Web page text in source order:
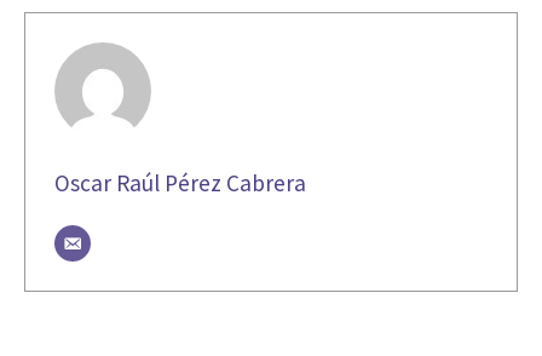
Oscar Raúl Pérez Cabrera